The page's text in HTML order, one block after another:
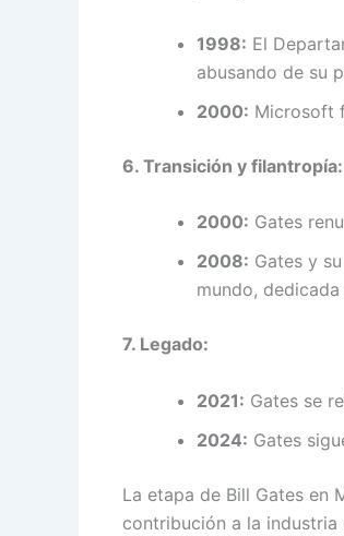
1998: El
abusando de su
2000: Microsoft
6. Transición y filantropía:
2000: Gates
2008: Gates y
mundo,
7. Legado:
2021: Gates se
2024: Gates
La etapa de Bill Gates en
contribución a la